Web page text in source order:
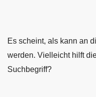
Es scheint, als kann an
werden. Vielleicht hilft
Suchbegriff?